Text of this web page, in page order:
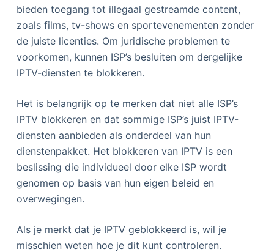
bieden toegang tot illegaal gestreamde content,
zoals films, tv-shows en sportevenementen zonder
de juiste licenties. Om juridische problemen te
voorkomen, kunnen ISP’s besluiten om dergelijke
IPTV-diensten te blokkeren.
Het is belangrijk op te merken dat niet alle ISP’s
IPTV blokkeren en dat sommige ISP’s juist IPTV-
diensten aanbieden als onderdeel van hun
dienstenpakket. Het blokkeren van IPTV is een
beslissing die individueel door elke ISP wordt
genomen op basis van hun eigen beleid en
overwegingen.
Als je merkt dat je IPTV geblokkeerd is, wil je
misschien weten hoe je dit kunt controleren.